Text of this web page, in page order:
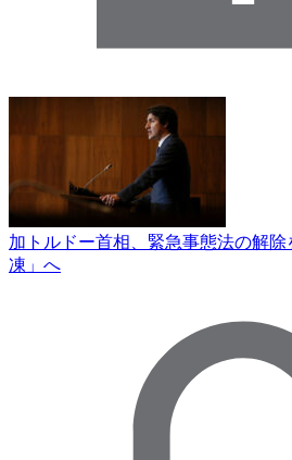
加トルドー首相、緊急事態法の解
凍」へ